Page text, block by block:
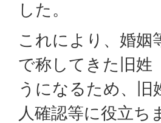
した。
これにより、婚姻
で称してきた旧姓
うになるため、旧
人確認等に役立ち